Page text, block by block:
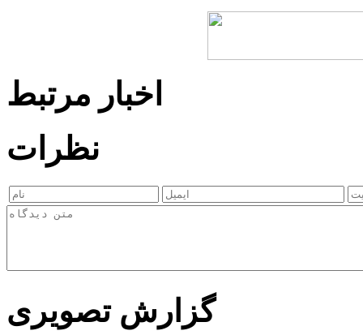
اخبار مرتبط
نظرات
گزارش تصویری